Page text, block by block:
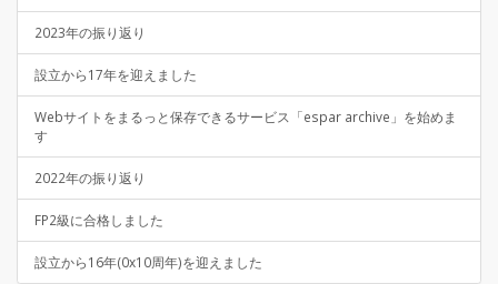
2023年の振り返り
設立から17年を迎えました
Webサイトをまるっと保存できるサービス「espar archive」を始めま
す
2022年の振り返り
FP2級に合格しました
設立から16年(0x10周年)を迎えました